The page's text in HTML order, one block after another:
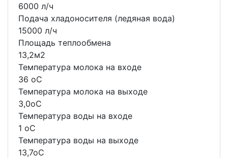
6000 л/ч
Подача хладоносителя (ледяная вода)
15000 л/ч
Площадь теплообмена
13,2м2
Температура молока на входе
36 oС
Температура молока на выходе
3,0oС
Температура воды на входе
1 oС
Температура воды на выходе
13,7oС